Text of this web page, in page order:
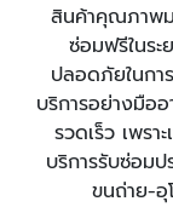
สินค้าคุณภาพม
ซ่อมฟรีในร
ปลอดภัยในกา
บริการอย่างมือ
รวดเร็ว เพร
บริการรับซ่อม
ขนถ่าย-